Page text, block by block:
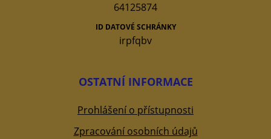
64125874
ID DATOVÉ SCHRÁNKY
irpfqbv
OSTATNÍ INFORMACE
Prohlášení o přístupnosti
Zpracování osobních údajů